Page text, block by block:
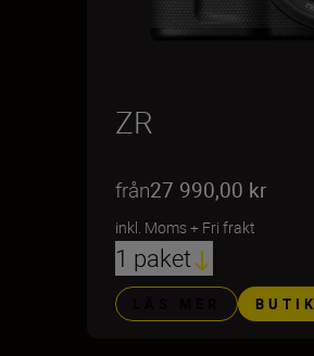
ZR
från27 990,00 kr
inkl. Moms+ Fri frakt
1 paket
BUTIK